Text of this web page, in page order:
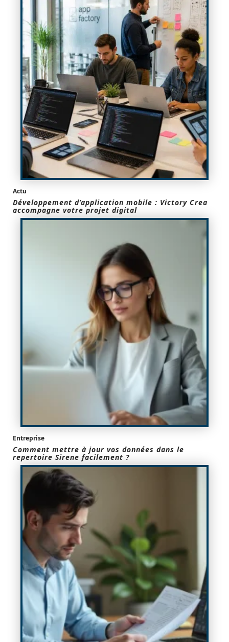
Actu
Développement d’application mobile : Victory Crea
accompagne votre projet digital
Entreprise
Comment mettre à jour vos données dans le
repertoire Sirene facilement ?